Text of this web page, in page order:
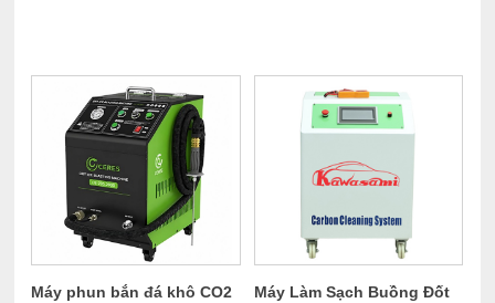
Máy phun bắn đá khô CO2
Máy Làm Sạch Buồng Đốt